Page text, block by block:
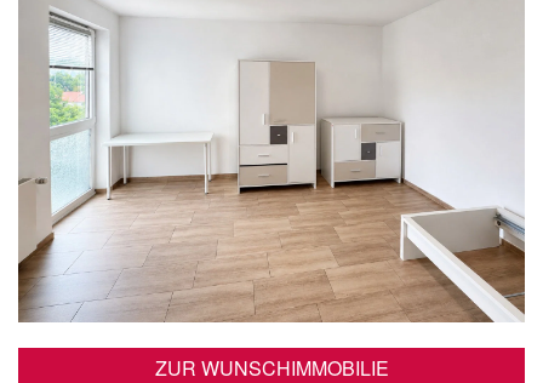
ZUR WUNSCHIMMOBILIE